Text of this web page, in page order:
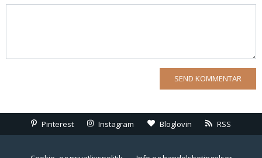
Pinterest Instagram Bloglovin RSS